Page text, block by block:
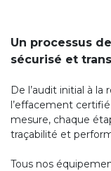
Un processus
sécurisé et
De l’audit initial à
l’effacement
mesure, chaque
traçabilité et
Tous nos